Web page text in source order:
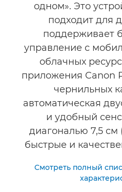
одном». Это
подходит для
поддерживает
управление с
облачных
приложения Canon
чернильных
автоматическая
и удобный
диагональю 7,5 см
быстрые и
Смотреть полный